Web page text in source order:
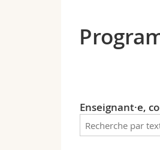
Enseignant·e,